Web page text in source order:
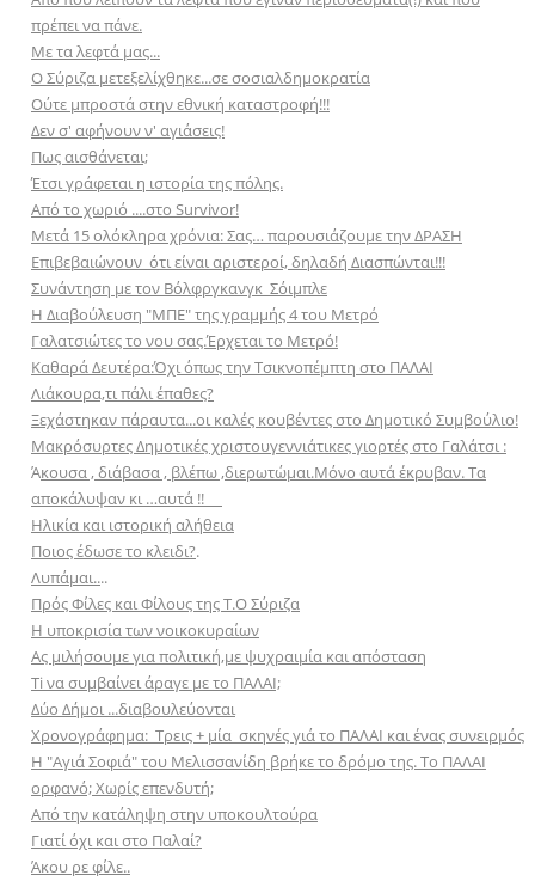
πρέπει να πάνε.
Με τα λεφτά μας...
Ο Σύριζα μετεξελίχθηκε...σε σοσιαλδημοκρατία
Ούτε μπροστά στην εθνική καταστροφή!!!
Δεν σ' αφήνουν ν' αγιάσεις!
Πως αισθάνεται;
Έτσι γράφεται η ιστορία της πόλης.
Από το χωριό ....στο Survivor!
Μετά 15 ολόκληρα χρόνια: Σας… παρουσιάζουμε την ΔΡΑΣΗ
Επιβεβαιώνουν ότι είναι αριστεροί, δηλαδή Διασπώνται!!!
Συνάντηση με τον Βόλφργκανγκ Σόιμπλε
Η Διαβούλευση "ΜΠΕ" της γραμμής 4 του Μετρό
Γαλατσιώτες το νου σας.Έρχεται το Μετρό!
Καθαρά Δευτέρα:Όχι όπως την Τσικνοπέμπτη στο ΠΑΛΑΙ
Λιάκουρα,τι πάλι έπαθες?
Ξεχάστηκαν πάραυτα...οι καλές κουβέντες στο Δημοτικό Συμβούλιο!
Μακρόσυρτες Δημοτικές χριστουγεννιάτικες γιορτές στο Γαλάτσι :
Άκουσα , διάβασα , βλέπω ,διερωτώμαι.Μόνο αυτά έκρυβαν. Τα
αποκάλυψαν κι …αυτά !!
Ηλικία και ιστορική αλήθεια
Ποιος έδωσε το κλειδι?.
Λυπάμαι....
Πρός Φίλες και Φίλους της Τ.Ο Σύριζα
Η υποκρισία των νοικοκυραίων
Aς μιλήσουμε για πολιτική,με ψυχραιμία και απόσταση
Ti να συμβαίνει άραγε με το ΠΑΛΑΙ;
Δύο Δήμοι ...διαβουλεύονται
Χρονογράφημα: Τρεις + μία σκηνές γιά το ΠΑΛΑΙ και ένας συνειρμός
Η "Αγιά Σοφιά" του Μελισσανίδη βρήκε το δρόμο της. Το ΠΑΛΑΙ
ορφανό; Χωρίς επενδυτή;
Aπό την κατάληψη στην υποκουλτούρα
Γιατί όχι και στο Παλαί?
Άκου ρε φίλε..